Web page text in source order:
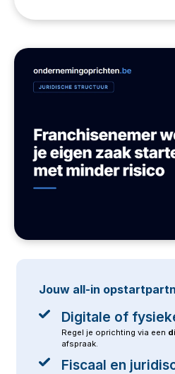
Jouw all-in
Digitale of
Regel je oprichting via een
afspraak.
Fiscaal en